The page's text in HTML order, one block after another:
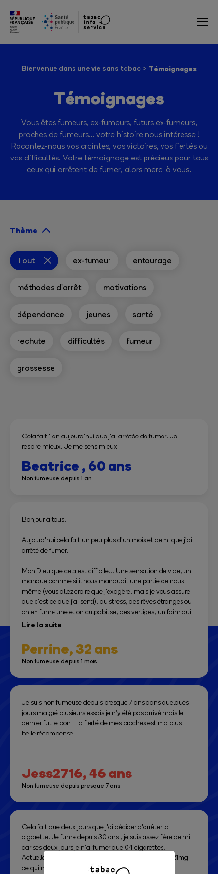
Bienvenue dans une vie sans tabac Témoignages
Témoignages
Vous êtes fumeurs, ex-fumeurs, futurs ex-fumeurs,
proches de fumeurs… votre histoire nous intéresse !
Racontez-nous vos craintes, vos victoires, vos fiertés ou
vos difficultés. Votre témoignage est précieux pour tous
ceux qui arrêtent de fumer, alors merci à vous.
Thème
Tout ex-fumeur entourage
méthodes d'arrêt motivations
dépendance jeunes santé
rechute difficultés fumeur
grossesse
Cela fait 1 an aujourd'hui que j'ai arrêtée de fumer. Je
respire mieux. Je me sens mieux
Beatrice ,60 ans
Non fumeuse depuis 1 an
Bonjour à tous,
Aujourd'hui cela fait un peu plus d'un mois et demi que j'ai
arrêté de fumer.
Mon Dieu que cela est difficile... Une sensation de vide, un
manque comme si il nous manquait une partie de nous
même (vous allez croire que j'exagère, mais je vous assure
que c'est ce que j'ai senti), du stress, des rêves étranges ou
on en fume une et on culpabilise, des vertiges, un faim qui
apparaît de plus en plus...
Et un jour on se dit aujourd'hui ça va, j'ai bien dormi cette
nuit, la soirée d'hier était trop sympa et j'ai tenu, oh je sens
vraiment bon c'est cool.
se réveiller et de sentir que ce poison s'éloigne de plus en
Alors à tous les futurs ex-fumeurs : oui ça va être dur, oui on
y pense souvent, mais oui on peut y arriv... Oups pardon,
oui ON VA y arriver ! Respect et robustesse à tous !
Perrine,32 ans
Non fumeuse depuis 1 mois
Je suis non fumeuse depuis presque 7 ans dans quelques
jours malgré plusieurs essais je n’y été pas arrivé mais le
dernier fut le bon . La fierté de mes proches est ma plus
belle récompense.
Jess2716,46 ans
Non fumeuse depuis presque 7 ans
Cela fait que deux jours que j'ai décider d'arrêter la
cigarette. Je fume depuis 30 ans , je suis assez fière de mi
car ses deux jours je n'ai fumer que 04 cigarettes.
Actuellement je prends les gommes et un patch de 21mg
ce qui m'aide à tenir et je dors mieux.